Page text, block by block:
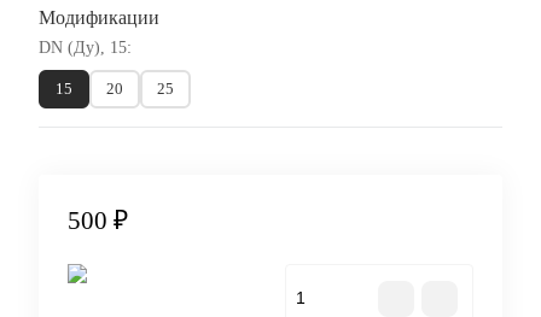
Модификации
DN (Ду), 15:
15 20 25
500 ₽